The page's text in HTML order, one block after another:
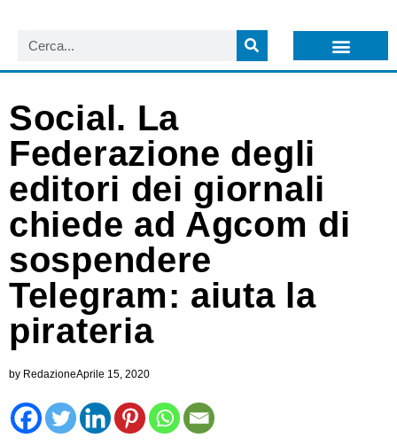
Social. La
Federazione degli
editori dei giornali
chiede ad Agcom di
sospendere
Telegram: aiuta la
pirateria
by RedazioneAprile 15, 2020